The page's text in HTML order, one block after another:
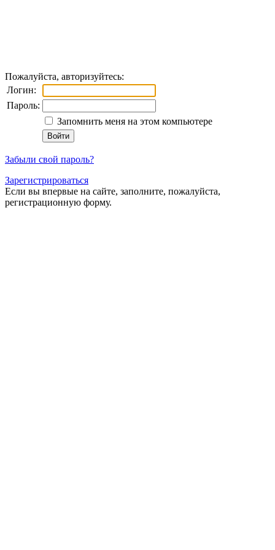
Пожалуйста, авторизуйтесь:
Логин:
Пароль:
Запомнить меня на этом компьютере
Забыли свой пароль?
Зарегистрироваться
Если вы впервые на сайте, заполните, пожалуйста,
регистрационную форму.